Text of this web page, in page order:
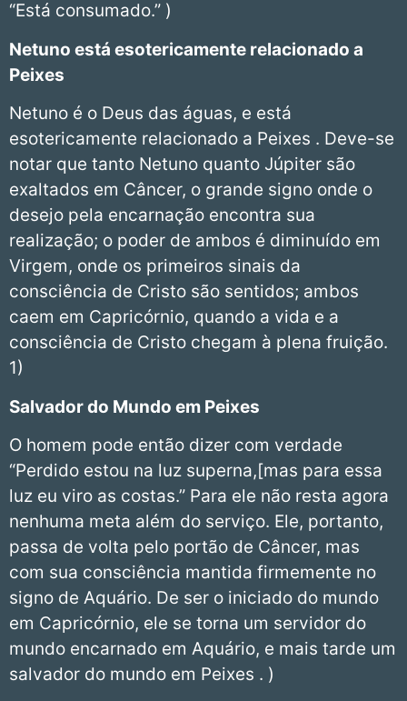
“Está consumado.” )
Netuno está esotericamente relacionado a
Peixes
Netuno é o Deus das águas, e está
esotericamente relacionado a Peixes . Deve-se
notar que tanto Netuno quanto Júpiter são
exaltados em Câncer, o grande signo onde o
desejo pela encarnação encontra sua
realização; o poder de ambos é diminuído em
Virgem, onde os primeiros sinais da
consciência de Cristo são sentidos; ambos
caem em Capricórnio, quando a vida e a
consciência de Cristo chegam à plena fruição.
1)
Salvador do Mundo em Peixes
O homem pode então dizer com verdade
“Perdido estou na luz superna,[mas para essa
luz eu viro as costas.” Para ele não resta agora
nenhuma meta além do serviço. Ele, portanto,
passa de volta pelo portão de Câncer, mas
com sua consciência mantida firmemente no
signo de Aquário. De ser o iniciado do mundo
em Capricórnio, ele se torna um servidor do
mundo encarnado em Aquário, e mais tarde um
salvador do mundo em Peixes . )